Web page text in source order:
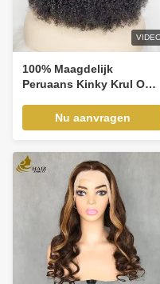
100% Maagdelijk
Peruaans Kinky Krul Op
Haar Lace Front Pruiken
Te Koop
Nu aanvragen